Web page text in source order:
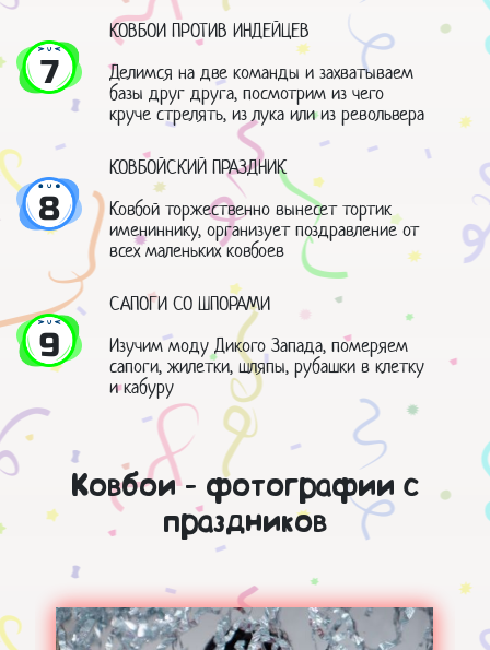
7
КОВБОИ ПРОТИВ ИНДЕЙЦЕВ
Делимся на две команды и захватываем
базы друг друга, посмотрим из чего
круче стрелять, из лука или из револьвера
8
КОВБОЙСКИЙ ПРАЗДНИК
Ковбой торжественно вынесет тортик
имениннику, организует поздравление от
всех маленьких ковбоев
9
САПОГИ СО ШПОРАМИ
Изучим моду Дикого Запада, померяем
сапоги, жилетки, шляпы, рубашки в клетку
и кабуру
Ковбои - фотографии с
праздников